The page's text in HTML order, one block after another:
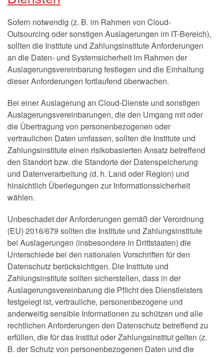
Sofern notwendig (z. B. im Rahmen von Cloud-
Outsourcing oder sonstigen Auslagerungen im IT-Bereich),
sollten die Institute und Zahlungsinstitute Anforderungen
an die Daten- und Systemsicherheit im Rahmen der
Auslagerungsvereinbarung festlegen und die Einhaltung
dieser Anforderungen fortlaufend überwachen.
Bei einer Auslagerung an Cloud-Dienste und sonstigen
Auslagerungsvereinbarungen, die den Umgang mit oder
die Übertragung von personenbezogenen oder
vertraulichen Daten umfassen, sollten die Institute und
Zahlungsinstitute einen risikobasierten Ansatz betreffend
den Standort bzw. die Standorte der Datenspeicherung
und Datenverarbeitung (d. h. Land oder Region) und
hinsichtlich Überlegungen zur Informationssicherheit
wählen.
Unbeschadet der Anforderungen gemäß der Verordnung
(EU) 2016/679 sollten die Institute und Zahlungsinstitute
bei Auslagerungen (insbesondere in Drittstaaten) die
Unterschiede bei den nationalen Vorschriften für den
Datenschutz berücksichtigen. Die Institute und
Zahlungsinstitute sollten sicherstellen, dass in der
Auslagerungsvereinbarung die Pflicht des Dienstleisters
festgelegt ist, vertrauliche, personenbezogene und
anderweitig sensible Informationen zu schützen und alle
rechtlichen Anforderungen den Datenschutz betreffend zu
erfüllen, die für das Institut oder Zahlungsinstitut gelten (z.
B. der Schutz von personenbezogenen Daten und die